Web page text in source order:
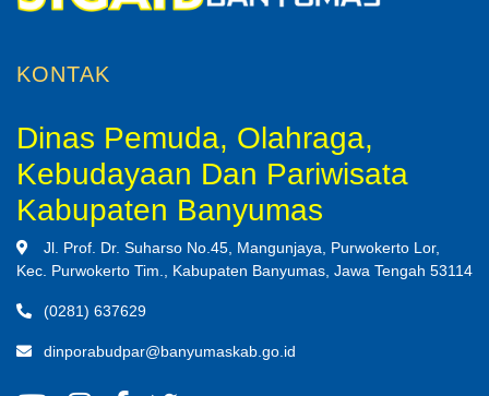
KONTAK
Dinas Pemuda, Olahraga,
Kebudayaan Dan Pariwisata
Kabupaten Banyumas
Jl. Prof. Dr. Suharso No.45, Mangunjaya, Purwokerto Lor,
Kec. Purwokerto Tim., Kabupaten Banyumas, Jawa Tengah 53114
(0281) 637629
dinporabudpar@banyumaskab.go.id